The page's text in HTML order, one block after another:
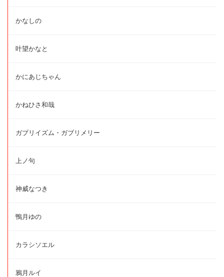
かなしの
叶望かなと
かにあじちゃん
かねひさ和哉
ガブリイズム・ガブリメリー
上ノ句
神威なつき
鴨月ゆの
カラシソエル
鴉月ルイ